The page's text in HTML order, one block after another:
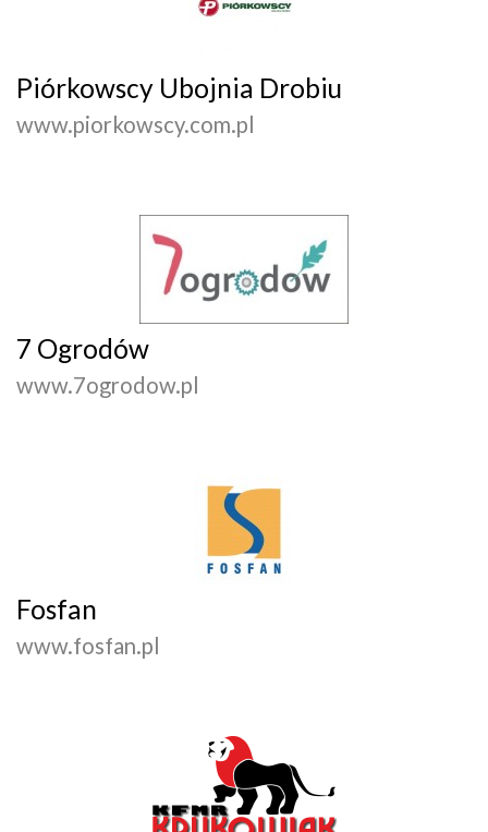
Piórkowscy Ubojnia Drobiu
www.piorkowscy.com.pl
7 Ogrodów
www.7ogrodow.pl
Fosfan
www.fosfan.pl